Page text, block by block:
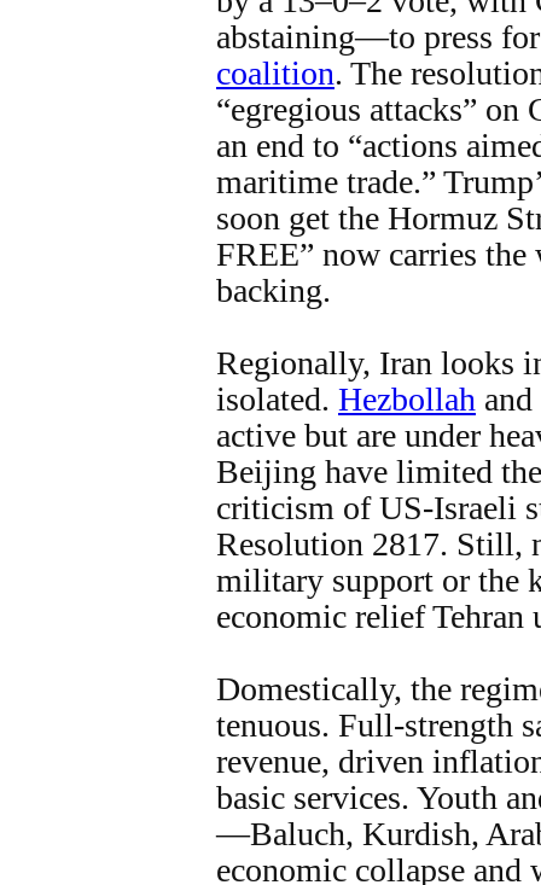
abstaining—to press
coalition. The
“egregious attacks” on
an end to “actions
maritime trade.”
soon get the Hormuz
FREE” now carries
backing.
Regionally, Iran looks
isolated. Hezbollah
active but are under
Beijing have limited
criticism of US-Israeli
Resolution 2817. Still,
military support or the
economic relief Tehran
Domestically, the
tenuous. Full‑strength
revenue, driven
basic services. Youth
—Baluch, Kurdish,
economic collapse and